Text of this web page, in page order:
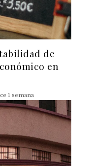
de
en
1 semana